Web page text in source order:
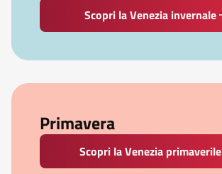
Scopri la Venezia invernale
Primavera
Scopri la Venezia primaverile